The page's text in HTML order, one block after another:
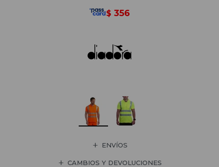
$ 356
ENVÍOS
CAMBIOS Y DEVOLUCIONES